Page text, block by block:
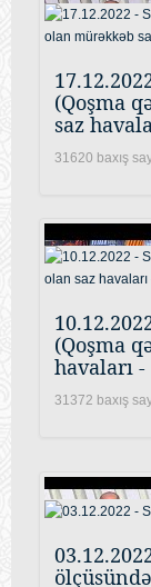
(Qoşma
saz
31620 baxış
(Qoşma
havaları -
31372 baxış